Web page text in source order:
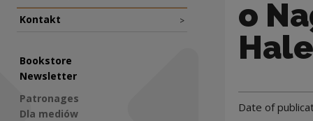
Kontakt >
Bookstore
Newsletter
Patronages
Dla mediów
o
Date of